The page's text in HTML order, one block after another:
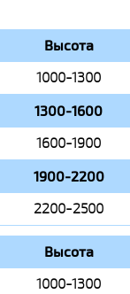
Высота
1000-1300
1300-1600
1600-1900
1900-2200
2200-2500
Высота
1000-1300